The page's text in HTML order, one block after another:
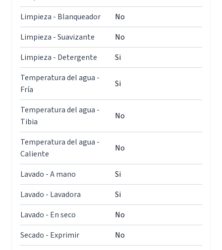
Limpieza - Blanqueador
No
Limpieza - Suavizante
No
Limpieza - Detergente
Si
Temperatura del agua -
Fría
Si
Temperatura del agua -
Tibia
No
Temperatura del agua -
Caliente
No
Lavado - A mano
Si
Lavado - Lavadora
Si
Lavado - En seco
No
Secado - Exprimir
No